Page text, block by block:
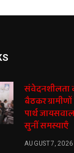
संवेदनशीलता
बैठकर
पार्थ
सुनीं समस्याएँ
AUGUST 7, 2026